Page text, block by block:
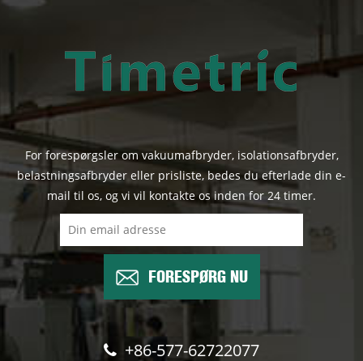
For forespørgsler om vakuumafbryder, isolationsafbryder,
belastningsafbryder eller prisliste, bedes du efterlade din e-
mail til os, og vi vil kontakte os inden for 24 timer.
FORESPØRG NU
+86-577-62722077